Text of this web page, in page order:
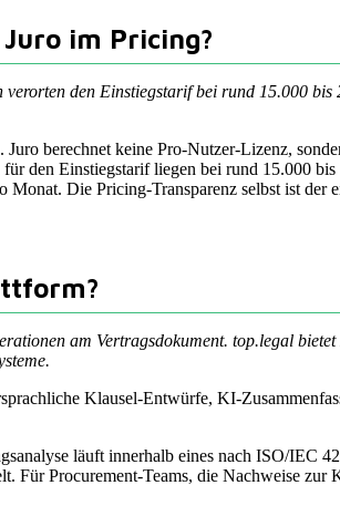
im Pricing?
den Einstiegstarif bei rund 15.000
berechnet keine Pro-Nutzer-Lizenz,
den Einstiegstarif liegen bei rund 15.000
Die Pricing-Transparenz selbst ist
am Vertragsdokument. top.legal
Klausel-Entwürfe, KI-
läuft innerhalb eines nach ISO/IEC
Für Procurement-Teams, die Nachweise